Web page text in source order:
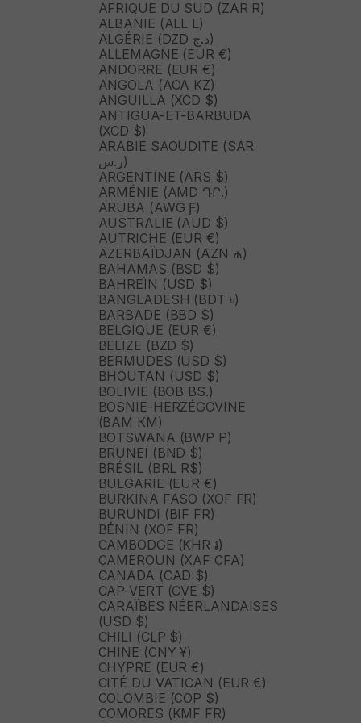
AFRIQUE DU SUD (ZAR R)
ALBANIE (ALL L)
ALGÉRIE (DZD د.ج)
ALLEMAGNE (EUR €)
ANDORRE (EUR €)
ANGOLA (AOA KZ)
ANGUILLA (XCD $)
ANTIGUA-ET-BARBUDA
(XCD $)
ARABIE SAOUDITE (SAR
ر.س)
ARGENTINE (ARS $)
ARMÉNIE (AMD ԴՐ.)
ARUBA (AWG Ƒ)
AUSTRALIE (AUD $)
AUTRICHE (EUR €)
AZERBAÏDJAN (AZN ₼)
BAHAMAS (BSD $)
BAHREÏN (USD $)
BANGLADESH (BDT ৳)
BARBADE (BBD $)
BELGIQUE (EUR €)
BELIZE (BZD $)
BERMUDES (USD $)
BHOUTAN (USD $)
BOLIVIE (BOB BS.)
BOSNIE-HERZÉGOVINE
(BAM КМ)
BOTSWANA (BWP P)
BRUNEI (BND $)
BRÉSIL (BRL R$)
BULGARIE (EUR €)
BURKINA FASO (XOF FR)
BURUNDI (BIF FR)
BÉNIN (XOF FR)
CAMBODGE (KHR ៛)
CAMEROUN (XAF CFA)
CANADA (CAD $)
CAP-VERT (CVE $)
CARAÏBES NÉERLANDAISES
(USD $)
CHILI (CLP $)
CHINE (CNY ¥)
CHYPRE (EUR €)
CITÉ DU VATICAN (EUR €)
COLOMBIE (COP $)
COMORES (KMF FR)